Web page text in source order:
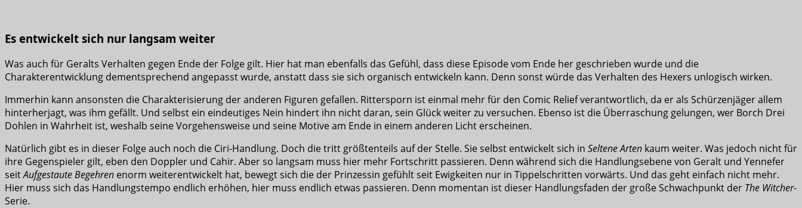
Es entwickelt sich nur langsam weiter
Was auch für Geralts Verhalten gegen Ende der Folge gilt. Hier hat man ebenfalls das Gefühl, dass diese Episode vom Ende her geschrieben wurde und die
Charakterentwicklung dementsprechend angepasst wurde, anstatt dass sie sich organisch entwickeln kann. Denn sonst würde das Verhalten des Hexers unlogisch wirken.
Immerhin kann ansonsten die Charakterisierung der anderen Figuren gefallen. Rittersporn ist einmal mehr für den Comic Relief verantwortlich, da er als Schürzenjäger allem
hinterherjagt, was ihm gefällt. Und selbst ein eindeutiges Nein hindert ihn nicht daran, sein Glück weiter zu versuchen. Ebenso ist die Überraschung gelungen, wer Borch Drei
Dohlen in Wahrheit ist, weshalb seine Vorgehensweise und seine Motive am Ende in einem anderen Licht erscheinen.
Natürlich gibt es in dieser Folge auch noch die Ciri-Handlung. Doch die tritt größtenteils auf der Stelle. Sie selbst entwickelt sich in Seltene Arten kaum weiter. Was jedoch nicht für
ihre Gegenspieler gilt, eben den Doppler und Cahir. Aber so langsam muss hier mehr Fortschritt passieren. Denn während sich die Handlungsebene von Geralt und Yennefer
seitAufgestaute Begehren enorm weiterentwickelt hat, bewegt sich die der Prinzessin gefühlt seit Ewigkeiten nur in Tippelschritten vorwärts. Und das geht einfach nicht mehr.
Hier muss sich das Handlungstempo endlich erhöhen, hier muss endlich etwas passieren. Denn momentan ist dieser Handlungsfaden der große Schwachpunkt der The Witcher-
Serie.